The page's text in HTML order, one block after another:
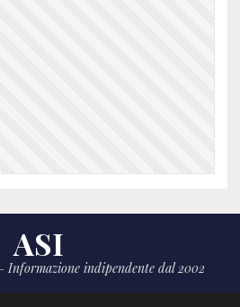
ASI
Informazione indipendente dal 2002